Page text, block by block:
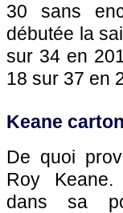
30 sans
débutée la
sur 34 en
18 sur 37 en
Keane
De quoi
Roy
dans sa